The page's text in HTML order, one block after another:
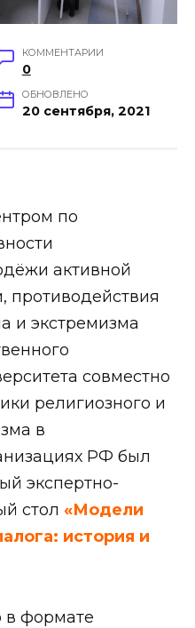
КОММЕНТАРИИ
0
ОБНОВЛЕНО
20 сентября, 2021
по
активной
противодействия
и экстремизма
совместно
религиозного и
в
РФ был
экспертно-
стол «Модели
история и
формате